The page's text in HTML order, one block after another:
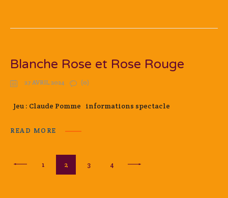
Blanche Rose et Rose Rouge
27 AVRIL 2024 (0)
Jeu : Claude Pomme informations spectacle
READ MORE
Pagination
<
PAGE
1 PAGE
2 PAGE
3 PAGE
4